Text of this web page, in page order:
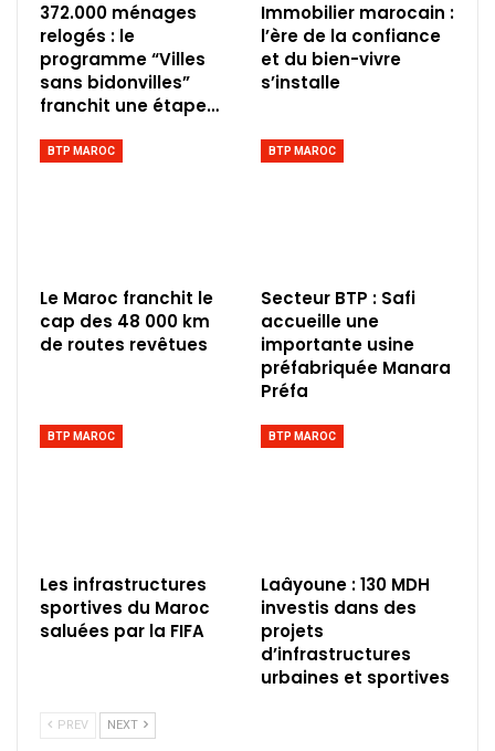
372.000 ménages
relogés : le
programme “Villes
sans bidonvilles”
franchit une étape…
Immobilier marocain :
l’ère de la confiance
et du bien-vivre
s’installe
BTP MAROC
Le Maroc franchit le
cap des 48 000 km
de routes revêtues
BTP MAROC
Secteur BTP : Safi
accueille une
importante usine
préfabriquée Manara
Préfa
BTP MAROC
Les infrastructures
sportives du Maroc
saluées par la FIFA
BTP MAROC
Laâyoune : 130 MDH
investis dans des
projets
d’infrastructures
urbaines et sportives
PREV NEXT